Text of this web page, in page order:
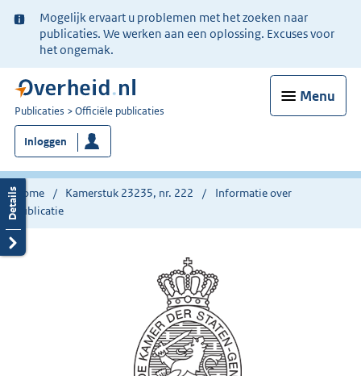
Ter
informatie:
Mogelijk ervaart u problemen met het zoeken naar
publicaties. We werken aan een oplossing. Excuses voor
het ongemak.
Menu
U
bent
nu
hier:
Publicaties Officiële publicaties
Inloggen
Home Kamerstuk 23235, nr. 222
Informatie over
publicatie